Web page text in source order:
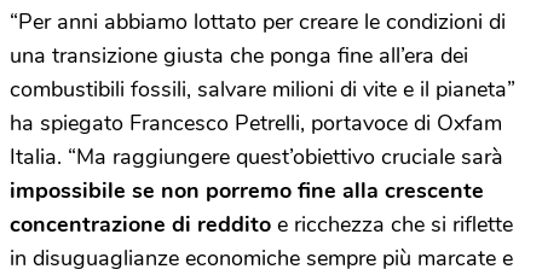
“Per anni abbiamo lottato per creare le condizioni di
una transizione giusta che ponga fine all’era dei
combustibili fossili, salvare milioni di vite e il pianeta”
ha spiegato Francesco Petrelli, portavoce di Oxfam
Italia. “Ma raggiungere quest’obiettivo cruciale sarà
impossibile se non porremo fine alla crescente
concentrazione di reddito e ricchezza che si riflette
in disuguaglianze economiche sempre più marcate e